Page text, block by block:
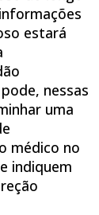
estará
nessas
uma
médico no
indiquem